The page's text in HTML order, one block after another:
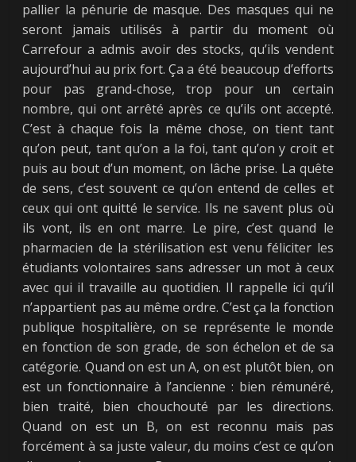
pallier la pénurie de masque. Des masques qui ne
seront jamais utilisés à partir du moment où
Carrefour a admis avoir des stocks, qu’ils vendent
aujourd’hui au prix fort. Ça a été beaucoup d’efforts
pour pas grand-chose, trop pour un certain
nombre, qui ont arrêté après ce qu’ils ont accepté.
C’est à chaque fois la même chose, on tient tant
qu’on peut, tant qu’on a la foi, tant qu’on y croit et
puis au bout d’un moment, on lâche prise. La quête
de sens, c’est souvent ce qu’on entend de celles et
ceux qui ont quitté le service. Ils ne savent plus où
ils vont, ils en ont marre. Le pire, c’est quand le
pharmacien de la stérilisation est venu féliciter les
étudiants volontaires sans adresser un mot à ceux
avec qui il travaille au quotidien. Il rappelle ici qu’il
n’appartient pas au même ordre. C’est ça la fonction
publique hospitalière, on se représente le monde
en fonction de son grade, de son échelon et de sa
catégorie. Quand on est un A, on est plutôt bien, on
est un fonctionnaire à l’ancienne : bien rémunéré,
bien traité, bien chouchouté par les directions.
Quand on est un B, on est reconnu mais pas
forcément à sa juste valeur, du moins c’est ce qu’on